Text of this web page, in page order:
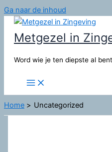
Ga naar de inhoud
Metgezel in
Word wie je ten diepste al bent
Home Uncategorized